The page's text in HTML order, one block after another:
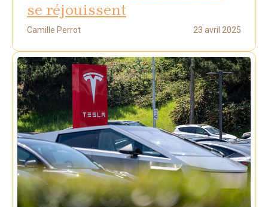
se réjouissent
Camille Perrot 23 avril 2025